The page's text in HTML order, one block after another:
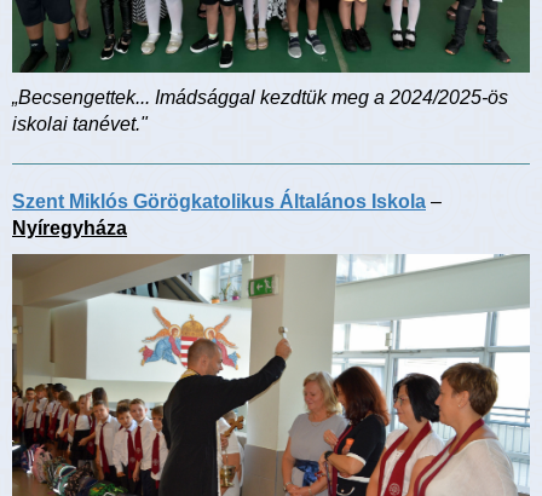
„Becsengettek... Imádsággal kezdtük meg a 2024/2025-ös
iskolai tanévet."
Szent Miklós Görögkatolikus Általános Iskola –
Nyíregyháza